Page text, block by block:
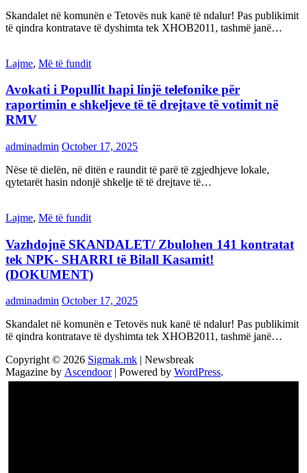
Skandalet në komunën e Tetovës nuk kanë të ndalur! Pas publikimit
të qindra kontratave të dyshimta tek XHOB2011, tashmë janë…
Lajme, Më të fundit
Avokati i Popullit hapi linjë telefonike për
raportimin e shkeljeve të të drejtave të votimit në
RMV
adminadmin October 17, 2025
Nëse të dielën, në ditën e raundit të parë të zgjedhjeve lokale,
qytetarët hasin ndonjë shkelje të të drejtave të…
Lajme, Më të fundit
Vazhdojnē SKANDALET/ Zbulohen 141 kontratat
tek NPK- SHARRI të Bilall Kasamit!
(DOKUMENT)
adminadmin October 17, 2025
Skandalet në komunën e Tetovës nuk kanë të ndalur! Pas publikimit
të qindra kontratave të dyshimta tek XHOB2011, tashmë janë…
Copyright © 2026 Sigmak.mk | Newsbreak
Magazine by Ascendoor| Powered by WordPress.